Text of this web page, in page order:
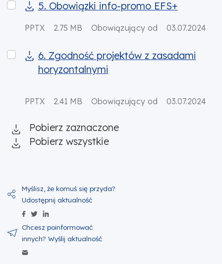
5. Obowiązki info-promo EFS+
5. Obowiązki info-promo EFS+
PPTX 2.75 MB Obowiązujący od 03.07.2024
6. Zgodność projektów z zasadami horyzontalnymi
6. Zgodność projektów z zasadami
horyzontalnymi
PPTX 2.41 MB Obowiązujący od 03.07.2024
Pobierz zaznaczone
Pobierz wszystkie
Udostępnij zawartość na Facebook
Udostępnij zawartość na Twitter